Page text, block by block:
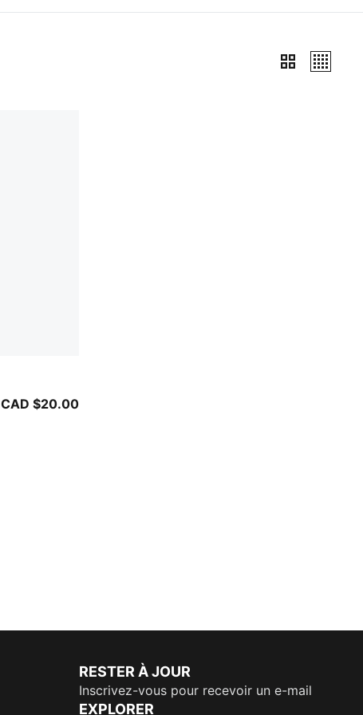
CAD $20.00
RESTER À JOUR
Inscrivez-vous pour recevoir un e-mail
EXPLORER